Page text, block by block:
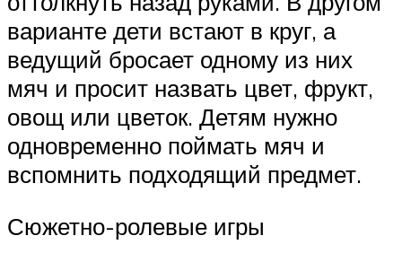
варианте дети встают в круг, а
ведущий бросает одному из них
мяч и просит назвать цвет, фрукт,
овощ или цветок. Детям нужно
одновременно поймать мяч и
вспомнить подходящий предмет.
Сюжетно-ролевые игры